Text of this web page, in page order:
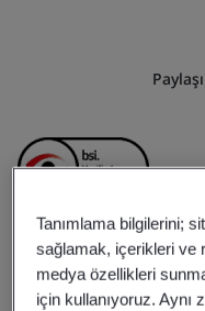
Hubei
Tanımlama bilgilerini;
sağlamak, içerikleri ve
medya özellikleri
için kullanıyoruz. Aynı